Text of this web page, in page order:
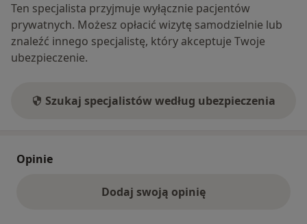
Ten specjalista przyjmuje wyłącznie pacjentów
prywatnych. Możesz opłacić wizytę samodzielnie lub
znaleźć innego specjalistę, który akceptuje Twoje
ubezpieczenie.
Szukaj specjalistów według ubezpieczenia
Opinie
Dodaj swoją opinię